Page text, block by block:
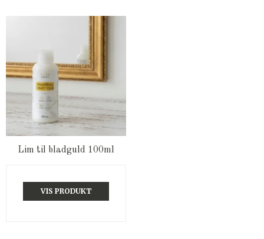
Lim til bladguld 100ml
VIS PRODUKT